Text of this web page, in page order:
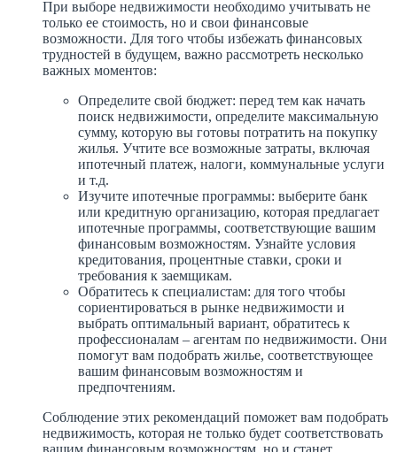
При выборе недвижимости необходимо учитывать не
только ее стоимость, но и свои финансовые
возможности. Для того чтобы избежать финансовых
трудностей в будущем, важно рассмотреть несколько
важных моментов:
Определите свой бюджет: перед тем как начать
поиск недвижимости, определите максимальную
сумму, которую вы готовы потратить на покупку
жилья. Учтите все возможные затраты, включая
ипотечный платеж, налоги, коммунальные услуги
и т.д.
Изучите ипотечные программы: выберите банк
или кредитную организацию, которая предлагает
ипотечные программы, соответствующие вашим
финансовым возможностям. Узнайте условия
кредитования, процентные ставки, сроки и
требования к заемщикам.
Обратитесь к специалистам: для того чтобы
сориентироваться в рынке недвижимости и
выбрать оптимальный вариант, обратитесь к
профессионалам – агентам по недвижимости. Они
помогут вам подобрать жилье, соответствующее
вашим финансовым возможностям и
предпочтениям.
Соблюдение этих рекомендаций поможет вам подобрать
недвижимость, которая не только будет соответствовать
вашим финансовым возможностям, но и станет